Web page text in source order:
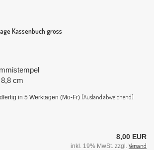
Kassenbuch gross
cm
in 5 Werktagen (Mo-Fr) (Ausland abweichend)
8,00 EUR
inkl. 19% MwSt. zzgl. Versand